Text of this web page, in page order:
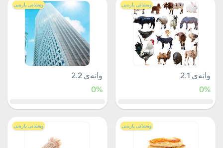
وەشانی پارەیی
وانەی 2.1
0%
وەشانی پارەیی
وانەی 2.2
0%
وەشانی پارەیی وەشانی پارەیی